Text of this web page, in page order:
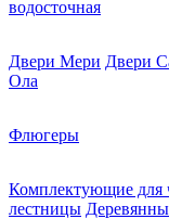
водосточная
Двери Мери Двери
Ола
Флюгеры
Комплектующие для
лестницы